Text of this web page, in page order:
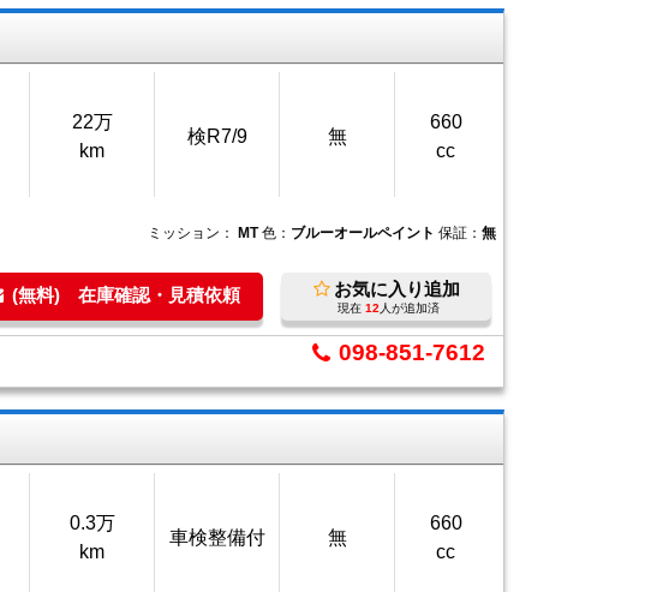
22万
km
検R7/9 無
660
cc
ミッション： MT 色： ブルーオールペイント 保証： 無
(無料) 在庫確認・見積依頼 お気に入り追加
現在 12 人が追加済
098-851-7612
0.3万
km
車検整備付 無
660
cc